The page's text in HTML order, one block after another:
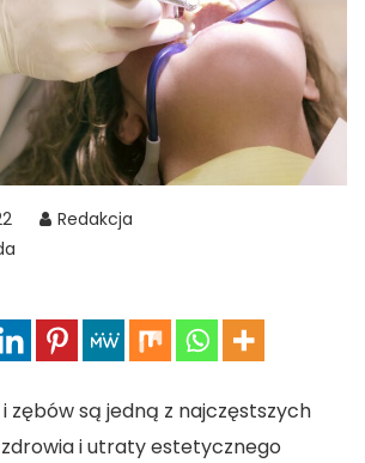
Redakcja
zębów są jedną z najczęstszych
i utraty estetycznego